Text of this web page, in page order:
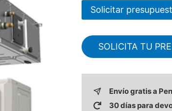
Solicitar
SOLICITA TU
Envío gratis a
30 días para